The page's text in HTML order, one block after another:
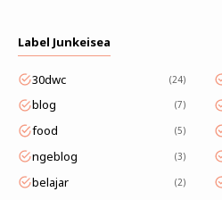
Label Junkeisea
30dwc 24
blog 7
food 5
ngeblog 3
belajar 2